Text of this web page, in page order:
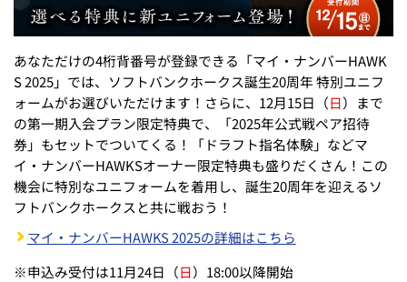
あなただけの4桁背番号が登録できる「マイ・ナンバーHAWK
S 2025」では、ソフトバンクホークス誕生20周年 特別ユニフ
ォームがお選びいただけます！さらに、12月15日（日）まで
の第一期入会プラン限定特典で、「2025年公式戦ペア招待
券」もセットでついてくる！「ドラフト指名体験」などマ
イ・ナンバーHAWKSオーナー限定特典も盛りだくさん！この
機会に特別なユニフォームを着用し、誕生20周年を迎えるソ
フトバンクホークスと共に戦おう！
マイ・ナンバーHAWKS 2025の詳細はこちら
※申込み受付は11月24日（日）18:00以降開始